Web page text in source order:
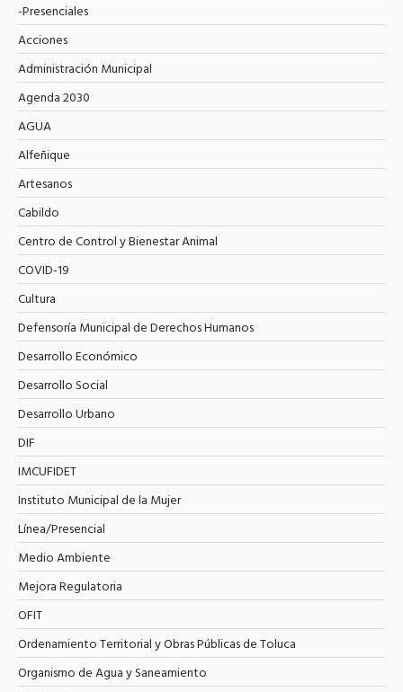
-Presenciales
Acciones
Administración Municipal
Agenda 2030
AGUA
Alfeñique
Artesanos
Cabildo
Centro de Control y Bienestar Animal
COVID-19
Cultura
Defensoría Municipal de Derechos Humanos
Desarrollo Económico
Desarrollo Social
Desarrollo Urbano
DIF
IMCUFIDET
Instituto Municipal de la Mujer
Línea/Presencial
Medio Ambiente
Mejora Regulatoria
OFIT
Ordenamiento Territorial y Obras Públicas de Toluca
Organismo de Agua y Saneamiento